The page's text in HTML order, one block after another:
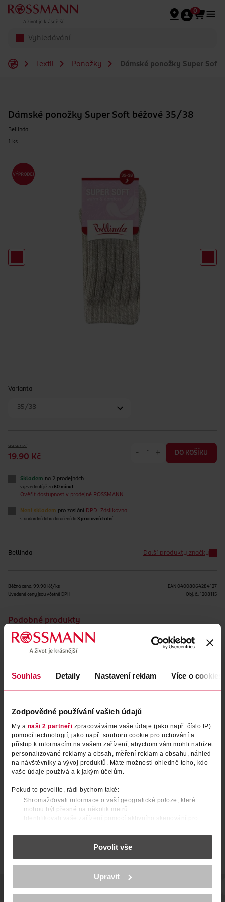
Souhlas Detaily Nastavení reklam Více o cookies
Zodpovědné používání vašich údajů
My a naši 2 partneři zpracováváme vaše údaje (jako např. číslo IP)
pomocí technologií, jako např. souborů cookie pro uchování a
přístup k informacím na vašem zařízení, abychom vám mohli nabízet
personalizované reklamy a obsah, měření reklam a obsahu, náhled
na návštěvníky a vývoj produktů. Máte možnosti ohledně toho, kdo
vaše údaje používá a k jakým účelům.
Pokud to povolíte, rádi bychom také:
Shromažďovali informace o vaší geografické poloze, které
mohou být přesné na několik metrů
Identifikovali vaše zařízení pomocí aktivního skenování pro
konkrétní charakteristiky (otisk prstu)
Zjistěte více o tom, jak zpracováváme vaše osobní údaje, a nastavte
části s podrobnostmi . Svůj souhlas můžete kdykoliv
K provozu stránek, personalizaci obsahu a reklam, funkcí sociálních
médií, analýze návštěvnosti, které mohou nést osobní údaje.
Více najdete vprohlášení o ochraně osobních údajů.
Povolit vše
Upravit
Přeskočit na hlavmní obsah
0
Textil Ponožky Dámské ponožky Super Soft
Dámské ponožky Super Soft béžové 35/38
Bellinda
1 ks
Varianta
35/38
99.90 Kč
19.90 Kč
- + DO KOŠÍKU
Skladem na 2 prodejnách
vyzvednutí již za 60 minut
Ověřit dostupnost v prodejně ROSSMANN
Není skladem pro zaslání DPD, Zásilkovna
standardní doba doručení do 3 pracovních dní
Bellinda Další produkty značky
Běžná cena: 99.90 Kč/ks
Uvedené ceny jsou včetně DPH
EAN 04008064284127
Obj. č.: 1208115
Podobné produkty
Ponožky Lycra béžové 35/38
59.90 Kč
DO KOŠÍKU
Ťapky Modisch béžové 35/38
POPIS NÁZEV VÝROBCE/DODAVATELE